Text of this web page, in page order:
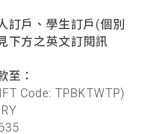
訂戶、學生訂戶(個別
下方之英文訂閱訊
至：
Code: TPBKTWTP)